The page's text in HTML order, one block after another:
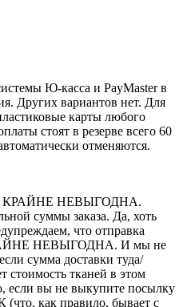
Ю-касса и PayMaster в
Других вариантов нет. Для
карты любого
стоят в резерве всего 60
отменяются.
КРАЙНЕ НЕВЫГОДНА.
суммы заказа. Да, хоть
что отправка
НЕВЫГОДНА. И мы не
сумма доставки туда/
стоимость тканей в этом
если вы не выкупите посылку
как правило, бывает с